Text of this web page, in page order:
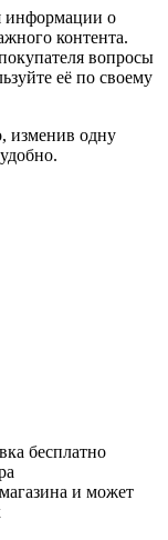
информации о
контента.
вопросы
её по своему
изменив одну
бесплатно
и может